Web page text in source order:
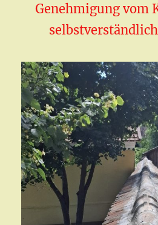
Genehmigung vom